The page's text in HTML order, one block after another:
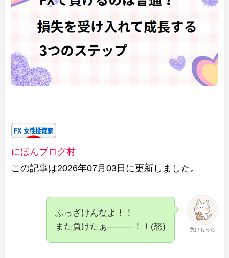
にほんブログ村
この記事は2026年07月03日に更新しました。
負けもっち
ふっざけんなよ！！
また負けたぁ―――！！(怒)